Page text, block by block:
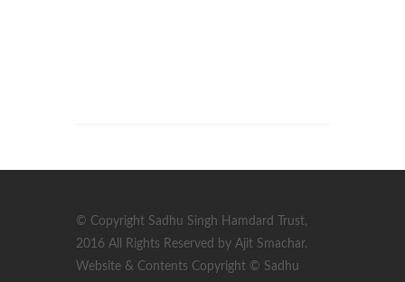
© Copyright Sadhu Singh Hamdard Trust,
2016 All Rights Reserved by Ajit Smachar.
Website & Contents Copyright © Sadhu